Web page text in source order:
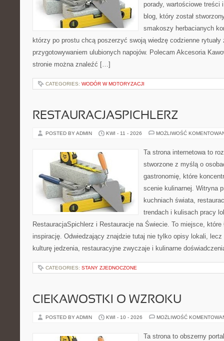
porady, wartościowe treści
blog, który został
smakoszy herbacianych
którzy po prostu chcą poszerzyć swoją wiedzę codzienne rytuały
przygotowywaniem ulubionych napojów. Polecam Akcesoria
stronie można znaleźć […]
CATEGORIES: WODÓR W MOTORYZACJI
RESTAURACJASPICHLERZ
POSTED BY ADMIN KWI - 11 - 2026 MOŻLIWOŚĆ
Ta strona internetowa to
stworzone z myślą o
gastronomię, które
scenie kulinarnej. Witryna
kuchniach świata,
trendach i kulisach pracy
RestauracjaSpichlerz i Restauracje na Świecie. To miejsce, które
inspirację. Odwiedzający znajdzie tutaj nie tylko opisy lokali,
kulturę jedzenia, restauracyjne zwyczaje i kulinarne
CATEGORIES: STANY ZJEDNOCZONE
CIEKAWOSTKI O WZROKU
POSTED BY ADMIN KWI - 10 - 2026 MOŻLIWOŚĆ
Ta strona to obszerny